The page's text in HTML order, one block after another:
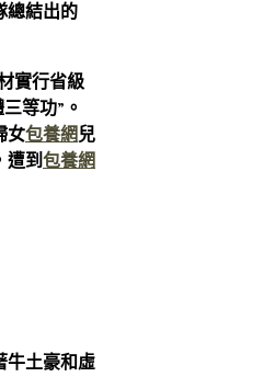
總結出的
實行省級
等功”。
女包養網兒
遭到包養網
牛土豪和虛